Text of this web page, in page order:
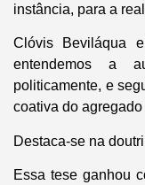
instância, para a
Clóvis Beviláqua
entendemos a
politicamente, e
coativa do
Destaca-se na
Essa tese ganhou